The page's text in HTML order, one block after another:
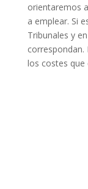
orientaremos
a emplear. Si
Tribunales y
los costes que